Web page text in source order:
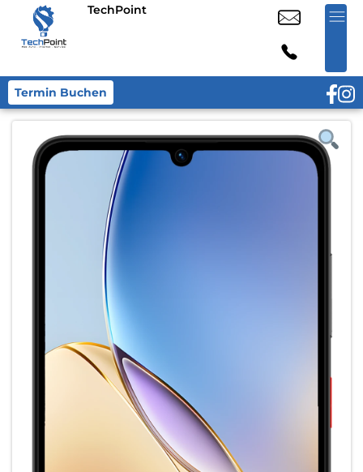
TechPoint
Termin Buchen